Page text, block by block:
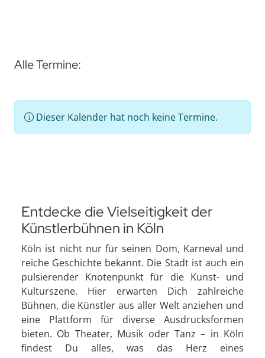
Alle Termine:
Dieser Kalender hat noch keine Termine.
Entdecke die Vielseitigkeit der
Künstlerbühnen in Köln
Köln ist nicht nur für seinen Dom, Karneval und
reiche Geschichte bekannt. Die Stadt ist auch ein
pulsierender Knotenpunkt für die Kunst- und
Kulturszene. Hier erwarten Dich zahlreiche
Bühnen, die Künstler aus aller Welt anziehen und
eine Plattform für diverse Ausdrucksformen
bieten. Ob Theater, Musik oder Tanz – in Köln
findest Du alles, was das Herz eines